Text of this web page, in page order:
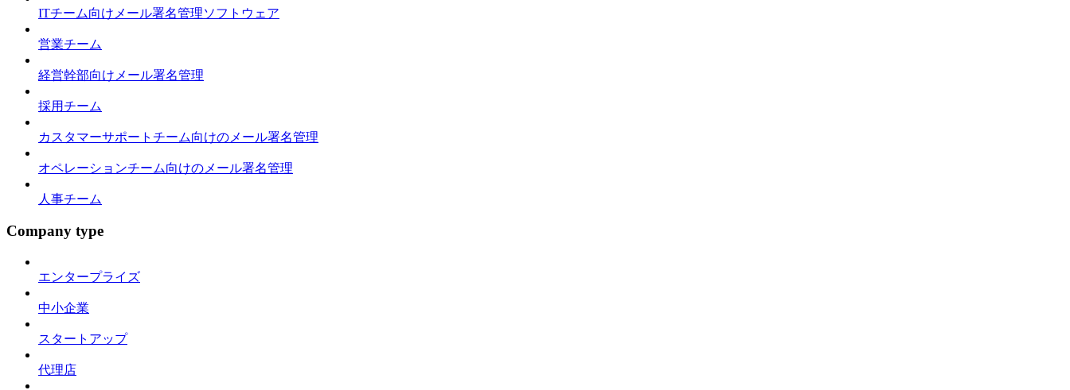
ITチーム向けメール署名管理ソフトウェア
営業チーム
経営幹部向けメール署名管理
採用チーム
カスタマーサポートチーム向けのメール署名管理
オペレーションチーム向けのメール署名管理
人事チーム
Company type
エンタープライズ
中小企業
スタートアップ
代理店